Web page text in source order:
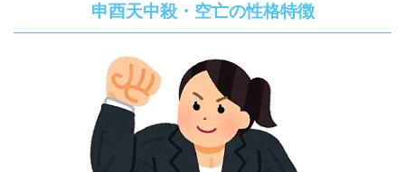
申酉天中殺・空亡の性格特徴